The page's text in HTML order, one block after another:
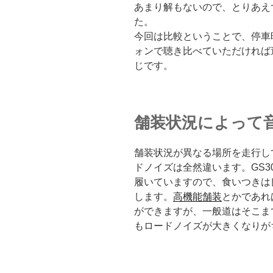
あまり解もないので、とりあ
た。
今回は比較ということで、停
ォンで聴き比べていただけれ
じです。
舗装状況によって
舗装状況が異なる場所を走行
ドノイズは全然違います。
履いていますので、食いつき
します。 高機能舗装とかであ
ができますが、一般道はそこ
もロードノイズが大きくなり